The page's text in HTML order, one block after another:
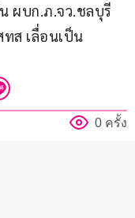
ผบก.ภ.จว.ชลบุรี
ส เลื่อนเป็น
0 ครั้ง